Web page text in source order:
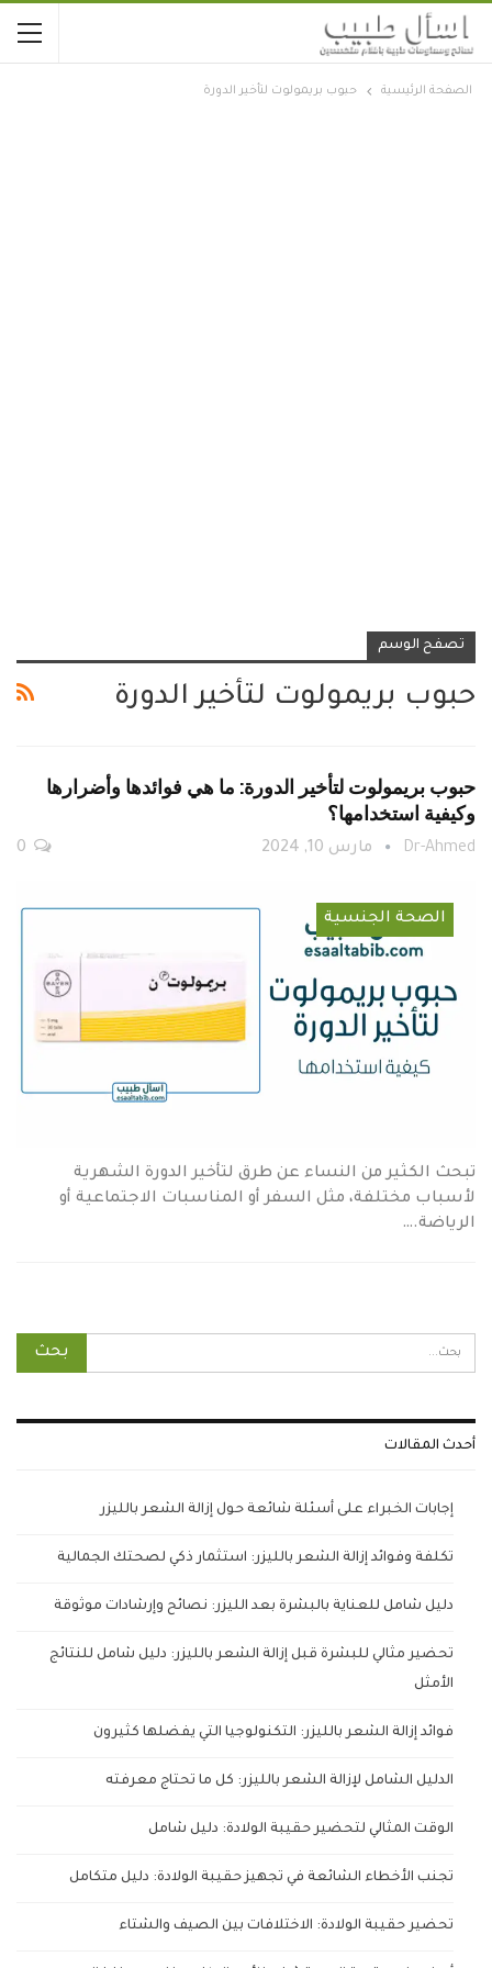
الصفحة الرئيسية حبوب بريمولوت لتأخير الدورة
تصفح الوسم
حبوب بريمولوت لتأخير الدورة
حبوب بريمولوت لتأخير الدورة: ما هي فوائدها وأضرارها
وكيفية استخدامها؟
Dr-Ahmed مارس 10, 2024
الصحة الجنسية
تبحث الكثير من النساء عن طرق لتأخير الدورة الشهرية
لأسباب مختلفة، مثل السفر أو المناسبات الاجتماعية أو
الرياضة.…
أحدث المقالات
إجابات الخبراء على أسئلة شائعة حول إزالة الشعر بالليزر
تكلفة وفوائد إزالة الشعر بالليزر: استثمار ذكي لصحتك الجمالية
دليل شامل للعناية بالبشرة بعد الليزر: نصائح وإرشادات موثوقة
تحضير مثالي للبشرة قبل إزالة الشعر بالليزر: دليل شامل للنتائج
الأمثل
فوائد إزالة الشعر بالليزر: التكنولوجيا التي يفضلها كثيرون
الدليل الشامل لإزالة الشعر بالليزر: كل ما تحتاج معرفته
الوقت المثالي لتحضير حقيبة الولادة: دليل شامل
تجنب الأخطاء الشائعة في تجهيز حقيبة الولادة: دليل متكامل
تحضير حقيبة الولادة: الاختلافات بين الصيف والشتاء